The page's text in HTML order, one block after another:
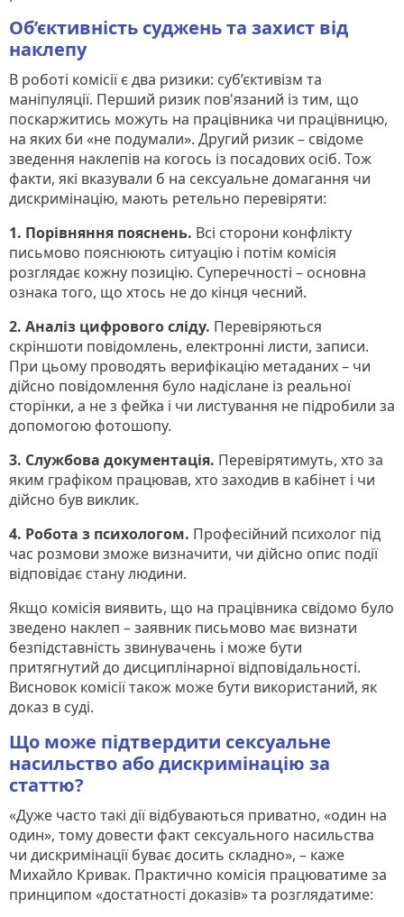
Об’єктивність суджень та захист від
наклепу
В роботі комісії є два ризики: суб’єктивізм та
маніпуляції. Перший ризик пов'язаний із тим, що
поскаржитись можуть на працівника чи працівницю,
на яких би «не подумали». Другий ризик – свідоме
зведення наклепів на когось із посадових осіб. Тож
факти, які вказували б на сексуальне домагання чи
дискримінацію, мають ретельно перевіряти:
1. Порівняння пояснень. Всі сторони конфлікту
письмово пояснюють ситуацію і потім комісія
розглядає кожну позицію. Суперечності – основна
ознака того, що хтось не до кінця чесний.
2. Аналіз цифрового сліду. Перевіряються
скріншоти повідомлень, електронні листи, записи.
При цьому проводять верифікацію метаданих – чи
дійсно повідомлення було надіслане із реальної
сторінки, а не з фейка і чи листування не підробили за
допомогою фотошопу.
3. Службова документація. Перевірятимуть, хто за
яким графіком працював, хто заходив в кабінет і чи
дійсно був виклик.
4. Робота з психологом. Професійний психолог під
час розмови зможе визначити, чи дійсно опис події
відповідає стану людини.
Якщо комісія виявить, що на працівника свідомо було
зведено наклеп – заявник письмово має визнати
безпідставність звинувачень і може бути
притягнутий до дисциплінарної відповідальності.
Висновок комісії також може бути використаний, як
доказ в суді.
Що може підтвердити сексуальне
насильство або дискримінацію за
статтю?
«Дуже часто такі дії відбуваються приватно, «один на
один», тому довести факт сексуального насильства
чи дискримінації буває досить складно», – каже
Михайло Кривак. Практично комісія працюватиме за
принципом «достатності доказів» та розглядатиме: